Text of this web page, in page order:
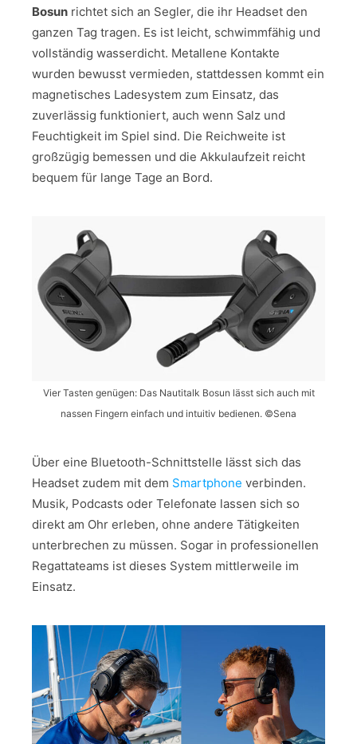
Bosun richtet sich an Segler, die ihr Headset den
ganzen Tag tragen. Es ist leicht, schwimmfähig und
vollständig wasserdicht. Metallene Kontakte
wurden bewusst vermieden, stattdessen kommt ein
magnetisches Ladesystem zum Einsatz, das
zuverlässig funktioniert, auch wenn Salz und
Feuchtigkeit im Spiel sind. Die Reichweite ist
großzügig bemessen und die Akkulaufzeit reicht
bequem für lange Tage an Bord.
Vier Tasten genügen: Das Nautitalk Bosun lässt sich auch mit
nassen Fingern einfach und intuitiv bedienen. ©Sena
Über eine Bluetooth-Schnittstelle lässt sich das
Headset zudem mit dem Smartphone verbinden.
Musik, Podcasts oder Telefonate lassen sich so
direkt am Ohr erleben, ohne andere Tätigkeiten
unterbrechen zu müssen. Sogar in professionellen
Regattateams ist dieses System mittlerweile im
Einsatz.